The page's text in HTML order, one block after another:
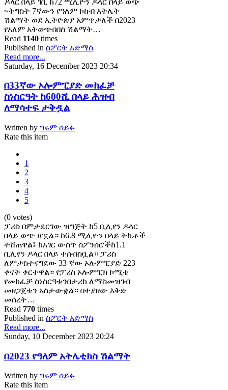
~ትግስት 7ኛውን የዓለም ኮከብ አትሌት
ሽልማት ወደ ኢትዮጵያ አምጥታለች በ2023
የአለም አትወጭበበስ ሽልማት…
Read 1140 times
Published in ስፖርት አድማስ
Read more...
Saturday, 16 December 2023 20:34
በ33ኛው ኦሎምፒያድ መክፈቻ
ስነስርዓት ከ600ሺ በላይ ሕዝብ
ለማሳተፍ ታቅዷል
Written by ግሩም ሰይፉ
Rate this item
1
2
3
4
5
(0 votes)
ፓሪስ በምታደርገው ዝግጅት ከ5 ቢሊየን ዶላር
በላይ ወጭ ሆኗል። ከ6.8 ሚሊዮን በላይ ትኬቶች
ተሸጠዋል፤ ከአገር ውስጥ ስፖንሰሮችከ1.1
ቢሊየን ዶላር በላይ ተሰብስቧል። ፓሪስ
ለምታስተናግደው 33 ኛው ኦሎምፒያድ 223
ቀናት ቀርተዋል። የፓሪስ ኦሎምፒክ ኮሚቴ
የመክፈቻ ስነስርዓቱንበታሪክ ለማስመዝገብ
መዘጋጀቱን አስታውቋል። በተያዘው እቅድ
መሰረት…
Read 770 times
Published in ስፖርት አድማስ
Read more...
Sunday, 10 December 2023 20:24
በ2023 የዓለም አትሌቲክስ ሽልማት
Written by ግሩም ሰይፉ
Rate this item